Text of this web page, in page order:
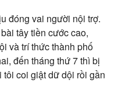
đóng vai người nội trợ.
tây tiền cước cao,
và trí thức thành phố
đến tháng thứ 7 thì bị
coi giật dữ dội rồi gần